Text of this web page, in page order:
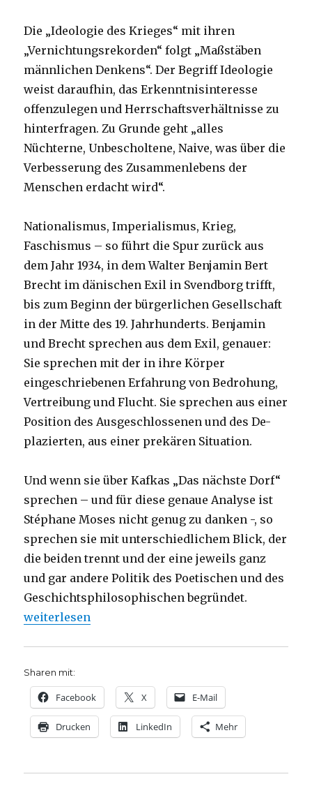
Die „Ideologie des Krieges“ mit ihren
„Vernichtungsrekorden“ folgt „Maßstäben
männlichen Denkens“. Der Begriff Ideologie
weist daraufhin, das Erkenntnisinteresse
offenzulegen und Herrschaftsverhältnisse zu
hinterfragen. Zu Grunde geht „alles
Nüchterne, Unbescholtene, Naive, was über die
Verbesserung des Zusammenlebens der
Menschen erdacht wird“.
Nationalismus, Imperialismus, Krieg,
Faschismus – so führt die Spur zurück aus
dem Jahr 1934, in dem Walter Benjamin Bert
Brecht im dänischen Exil in Svendborg trifft,
bis zum Beginn der bürgerlichen Gesellschaft
in der Mitte des 19. Jahrhunderts. Benjamin
und Brecht sprechen aus dem Exil, genauer:
Sie sprechen mit der in ihre Körper
eingeschriebenen Erfahrung von Bedrohung,
Vertreibung und Flucht. Sie sprechen aus einer
Position des Ausgeschlossenen und des De-
plazierten, aus einer prekären Situation.
Und wenn sie über Kafkas „Das nächste Dorf“
sprechen – und für diese genaue Analyse ist
Stéphane Moses nicht genug zu danken -, so
sprechen sie mit unterschiedlichem Blick, der
die beiden trennt und der eine jeweils ganz
und gar andere Politik des Poetischen und des
Geschichtsphilosophischen begründet.
„Die eingeschriebenen Spuren des Faschismus –
weiterlesen
Sharen mit:
Facebook X E-Mail
Drucken LinkedIn Mehr